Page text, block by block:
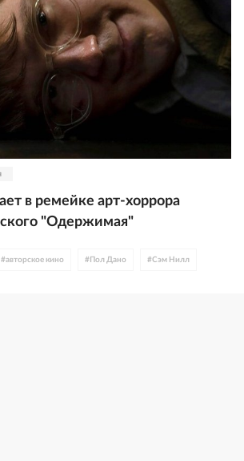
в ремейке арт-хоррора
"Одержимая"
#авторское кино # Пол Дано #Сэм Нилл